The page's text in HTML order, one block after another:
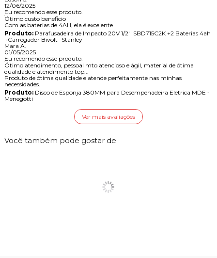
12/06/2025
Eu recomendo esse produto.
Ótimo custo beneficio
Com as baterias de 4AH, ela é excelente
Produto:Parafusadeira de Impacto 20V 1/2'' SBD715C2K +2 Baterias 4ah
+Carregador Bivolt -Stanley
Mara A.
01/05/2025
Eu recomendo esse produto.
Ótimo atendimento, pessoal mto atencioso e ágil, material de ótima
qualidade e atendimento top...
Produto de ótima qualidade e atende perfeitamente nas minhas
necessidades.
Produto:Disco de Esponja 380MM para Desempenadeira Eletrica MDE -
Menegotti
Ver mais avaliações
Você também pode gostar de